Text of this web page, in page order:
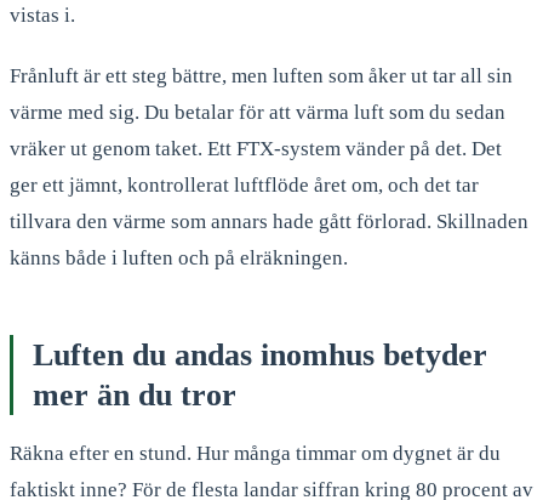
vistas i.
Frånluft är ett steg bättre, men luften som åker ut tar all sin
värme med sig. Du betalar för att värma luft som du sedan
vräker ut genom taket. Ett FTX-system vänder på det. Det
ger ett jämnt, kontrollerat luftflöde året om, och det tar
tillvara den värme som annars hade gått förlorad. Skillnaden
känns både i luften och på elräkningen.
Luften du andas inomhus betyder
mer än du tror
Räkna efter en stund. Hur många timmar om dygnet är du
faktiskt inne? För de flesta landar siffran kring 80 procent av